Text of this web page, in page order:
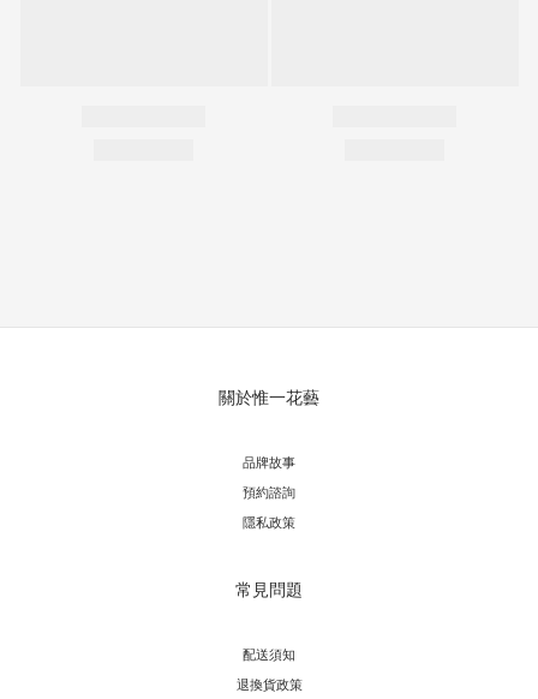
關於惟一花藝
品牌故事
預約諮詢
隱私政策
常見問題
配送須知
退換貨政策